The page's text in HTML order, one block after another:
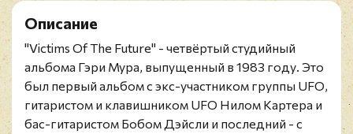
Описание
"Victims Of The Future" - четвёртый студийный
альбома Гэри Мура, выпущенный в 1983 году. Это
был первый альбом с экс-участником группы UFO,
гитаристом и клавишником UFO Нилом Картера и
бас-гитаристом Бобом Дэйсли и последний - с